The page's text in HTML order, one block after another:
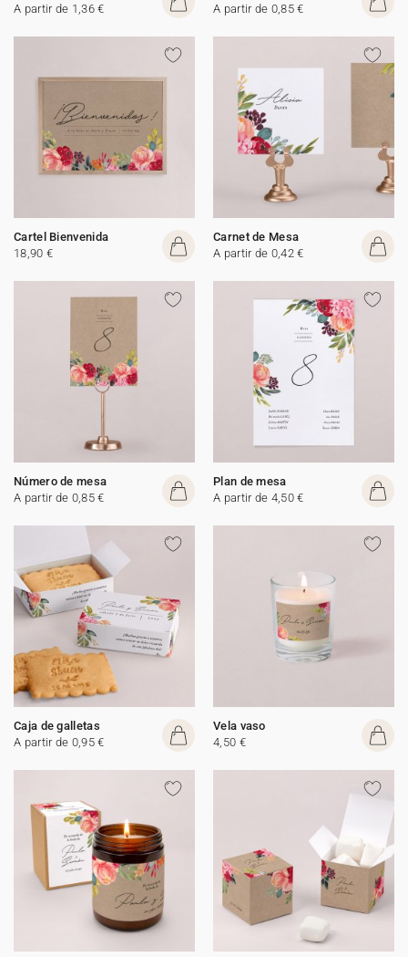
A partir de 1,36 € A partir de 0,85 €
Cartel Bienvenida
18,90 €
Carnet de Mesa
A partir de 0,42 €
Número de mesa
A partir de 0,85 €
Plan de mesa
A partir de 4,50 €
Caja de galletas
A partir de 0,95 €
Vela vaso
4,50 €